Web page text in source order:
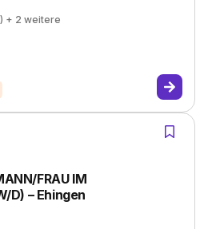
+ 2 weitere
FRAU IM
D) – Ehingen